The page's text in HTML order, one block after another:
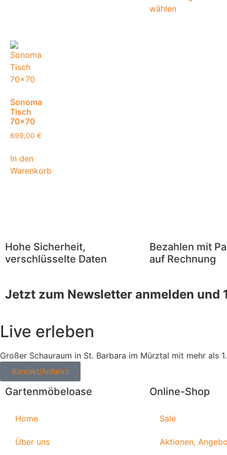
wählen
Sonoma
Tisch
70×70
699,00 €
In den
Warenkorb
Hohe Sicherheit,
verschlüsselte Daten
Bezahlen mit
auf Rechnung
Jetzt zum Newsletter anmelden und
Live erleben
Großer Schauraum in St. Barbara im Mürztal mit mehr als
Kontakt/Anfahrt
Gartenmöbeloase
Home
Über uns
Online-Shop
Sale
Aktionen,